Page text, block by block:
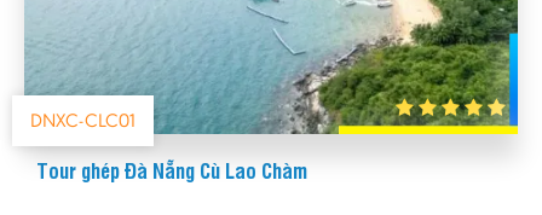
DNXC-CLC01
Tour ghép Đà Nẵng Cù Lao Chàm